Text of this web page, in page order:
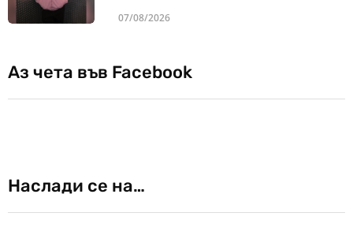
07/08/2026
Аз чета във Facebook
Наслади се на…